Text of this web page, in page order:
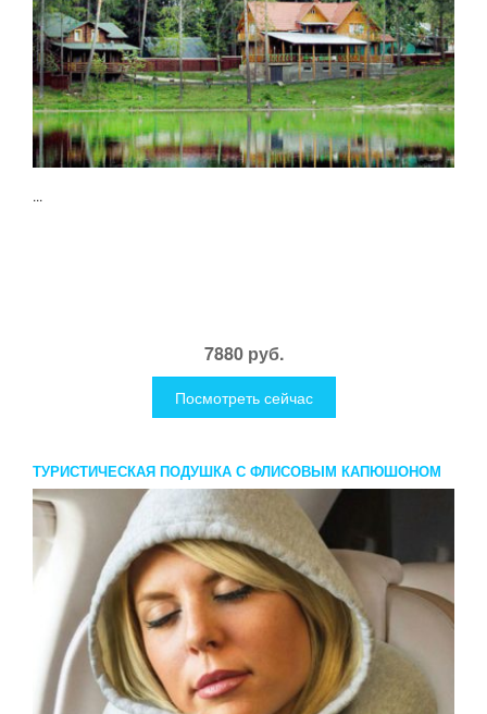
...
7880 руб.
Посмотреть сейчас
ТУРИСТИЧЕСКАЯ ПОДУШКА С ФЛИСОВЫМ КАПЮШОНОМ